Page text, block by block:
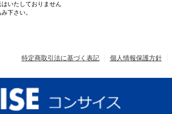
いたしておりません
下さい。
特定商取引法に基づく表記 個人情報保護方針